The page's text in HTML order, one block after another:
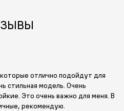
отлично подойдут для
стильная модель. Очень
Это очень важно для меня. В
рекомендую.